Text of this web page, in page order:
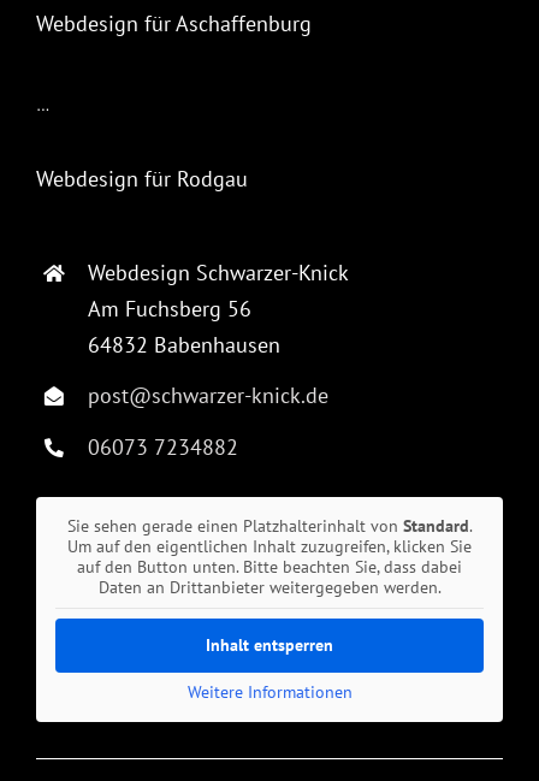
Webdesign für Aschaffenburg
…
Webdesign für Rodgau
Webdesign Schwarzer-Knick
Am Fuchsberg 56
64832 Babenhausen
post@schwarzer-knick.de
06073 7234882
Sie sehen gerade einen Platzhalterinhalt von Standard.
Um auf den eigentlichen Inhalt zuzugreifen, klicken Sie
auf den Button unten. Bitte beachten Sie, dass dabei
Daten an Drittanbieter weitergegeben werden.
Inhalt entsperren
Weitere Informationen